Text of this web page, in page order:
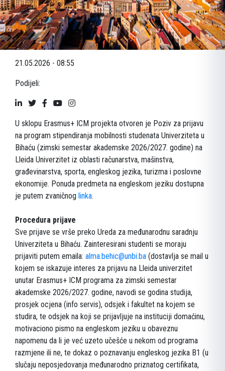
21.05.2026 - 08:55
Podijeli:
U sklopu Erasmus+ ICM projekta otvoren je Poziv za prijavu
na program stipendiranja mobilnosti studenata Univerziteta u
Bihaću (zimski semestar akademske 2026/2027. godine) na
Lleida Univerzitet iz oblasti računarstva, mašinstva,
građevinarstva, sporta, engleskog jezika, turizma i poslovne
ekonomije. Ponuda predmeta na engleskom jeziku dostupna
je putem zvaničnog linka.
Procedura prijave
Sve prijave se vrše preko Ureda za međunarodnu saradnju
Univerziteta u Bihaću. Zainteresirani studenti se moraju
prijaviti putem emaila: alma.behic@unbi.ba (dostavlja se mail u
kojem se iskazuje interes za prijavu na Lleida univerzitet
unutar Erasmus+ ICM programa za zimski semestar
akademske 2026/2027. godine, navodi se godina studija,
prosjek ocjena (info servis), odsjek i fakultet na kojem se
studira, te odsjek na koji se prijavljuje na instituciji domaćinu,
motivaciono pismo na engleskom jeziku u obaveznu
napomenu da li je već uzeto učešće u nekom od programa
razmjene ili ne, te dokaz o poznavanju engleskog jezika B1 (u
slučaju neposjedovanja međunarodno priznatog certifikata,